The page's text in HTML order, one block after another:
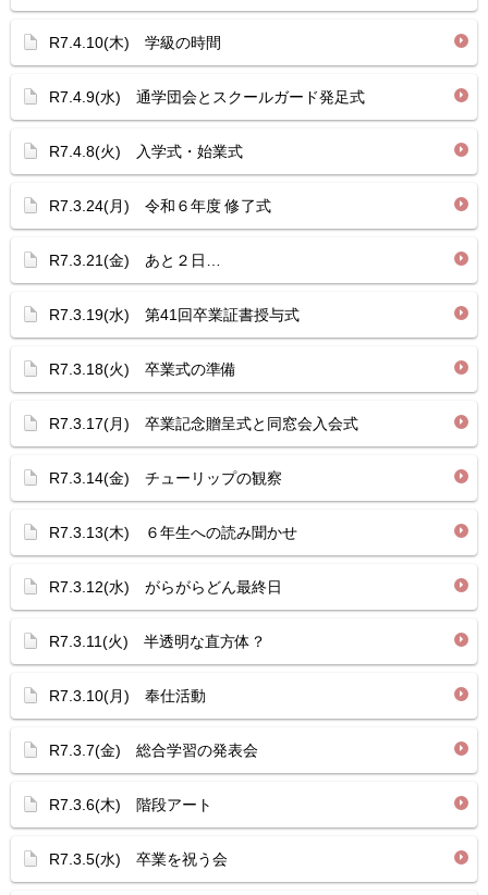
R7.4.10(木) 学級の時間
R7.4.9(水) 通学団会とスクールガード発足式
R7.4.8(火) 入学式・始業式
R7.3.24(月) 令和６年度 修了式
R7.3.21(金) あと２日…
R7.3.19(水) 第41回卒業証書授与式
R7.3.18(火) 卒業式の準備
R7.3.17(月) 卒業記念贈呈式と同窓会入会式
R7.3.14(金) チューリップの観察
R7.3.13(木) ６年生への読み聞かせ
R7.3.12(水) がらがらどん最終日
R7.3.11(火) 半透明な直方体？
R7.3.10(月) 奉仕活動
R7.3.7(金) 総合学習の発表会
R7.3.6(木) 階段アート
R7.3.5(水) 卒業を祝う会